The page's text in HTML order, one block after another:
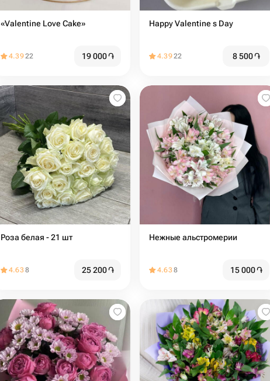
«Valentine Love Cake»
4.3922 19 000֏
Happy Valentine s Day
4.3922 8 500֏
Роза белая - 21 шт
4.638 25 200֏
Нежные альстромерии
4.638 15 000֏